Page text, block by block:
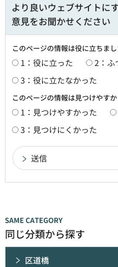
より良いウェブサイトに
意見をお聞かせください
このページの情報は役に立ちまし
1：役に立った
2：ふ
3：役に立たなかった
このページの情報は見つけやす
1：見つけやすかった
3：見つけにくかった
同じ分類から探す
区道橋